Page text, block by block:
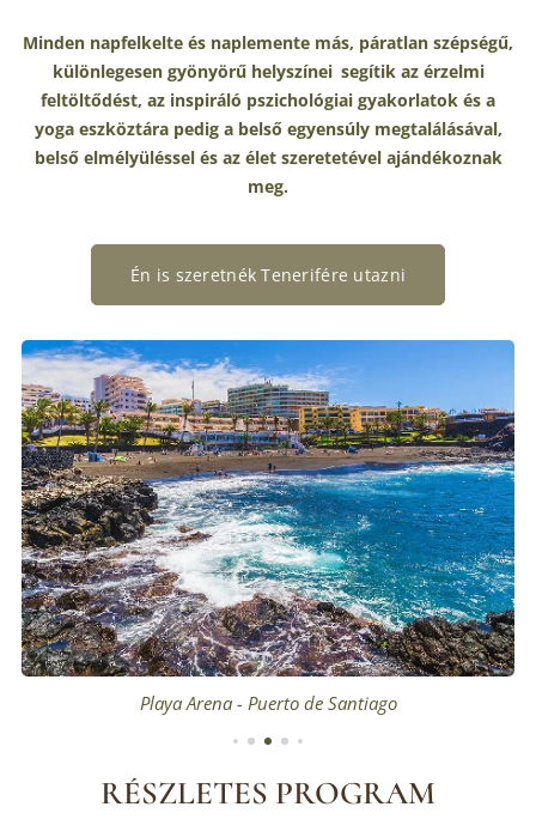
Minden napfelkelte és naplemente más, páratlan szépségű,
különlegesen gyönyörű helyszínei segítik az érzelmi
feltöltődést, az inspiráló pszichológiai gyakorlatok és a
yoga eszköztára pedig a belső egyensúly megtalálásával,
belső elmélyüléssel és az élet szeretetével ajándékoznak
meg.
Én is szeretnék Tenerifére utazni
Playa Arena - Puerto de Santiago
RÉSZLETES PROGRAM